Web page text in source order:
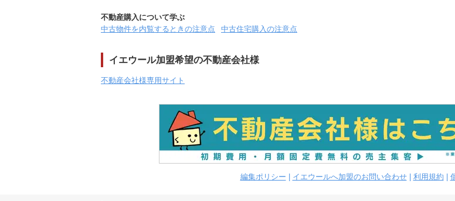
不動産購入について学ぶ
中古物件を内覧するときの注意点
中古住宅購入の注意点
イエウール加盟希望の不動産会社様
不動産会社様専用サイト
編集ポリシー イエウールへ加盟のお問い合わせ| 利用規約